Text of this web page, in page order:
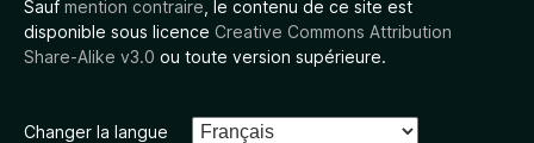
Sauf mention contraire , le contenu de ce site est
disponible sous licence Creative Commons Attribution
Share-Alike v3.0 ou toute version supérieure.
Changer la langue